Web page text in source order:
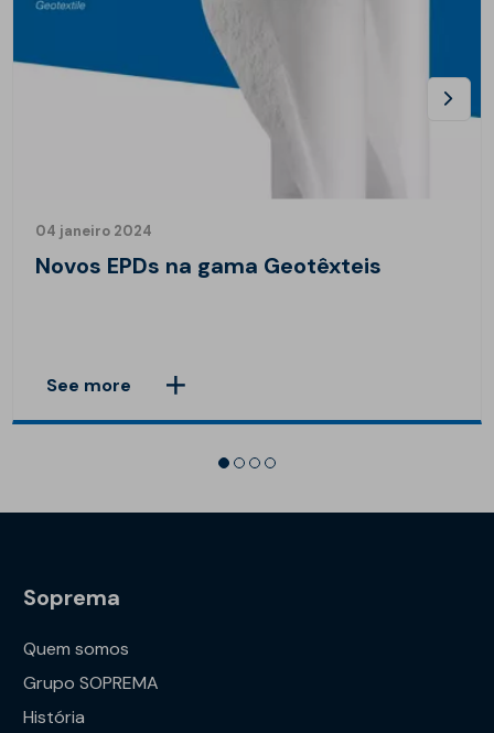
04 janeiro 2024
Novos EPDs na gama Geotêxteis
See more
Soprema
Quem somos
Grupo SOPREMA
História